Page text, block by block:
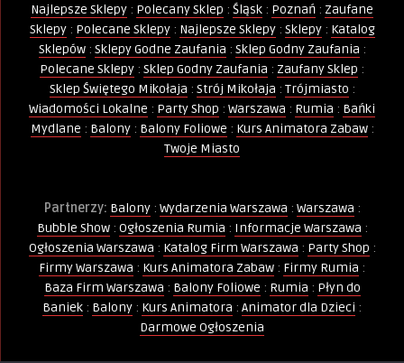
Najlepsze Sklepy : Polecany Sklep : Śląsk : Poznań : Zaufane
Sklepy: Polecane Sklepy: Najlepsze Sklepy: Sklepy: Katalog
Sklepów: Sklepy Godne Zaufania : Sklep Godny Zaufania :
Polecane Sklepy : Sklep Godny Zaufania : Zaufany Sklep :
Sklep Świętego Mikołaja : Strój Mikołaja : Trójmiasto :
Wiadomości Lokalne : Party Shop : Warszawa : Rumia : Bańki
Mydlane : Balony: Balony Foliowe : Kurs Animatora Zabaw:
Twoje Miasto
Partnerzy: Balony: Wydarzenia Warszawa : Warszawa :
Bubble Show: Ogłoszenia Rumia : Informacje Warszawa :
Ogłoszenia Warszawa : Katalog Firm Warszawa : Party Shop :
Firmy Warszawa : Kurs Animatora Zabaw : Firmy Rumia :
Baza Firm Warszawa : Balony Foliowe : Rumia : Płyn do
Baniek : Balony : Kurs Animatora : Animator dla Dzieci :
Darmowe Ogłoszenia